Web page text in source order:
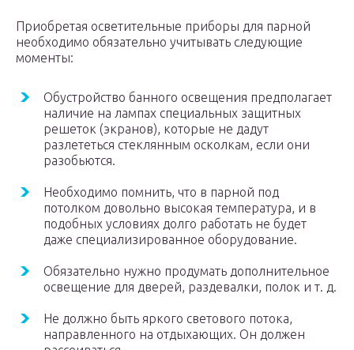
Приобретая осветительные приборы для парной
необходимо обязательно учитывать следующие
моменты:
Обустройство банного освещения предполагает
наличие на лампах специальных защитных
решеток (экранов), которые не дадут
разлететься стеклянным осколкам, если они
разобьются.
Необходимо помнить, что в парной под
потолком довольно высокая температура, и в
подобных условиях долго работать не будет
даже специализированное оборудование.
Обязательно нужно продумать дополнительное
освещение для дверей, раздевалки, полок и т. д.
Не должно быть яркого светового потока,
направленного на отдыхающих. Он должен